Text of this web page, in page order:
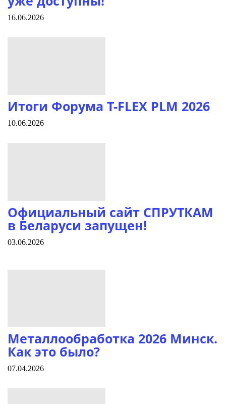
16.06.2026
Итоги Форума T-FLEX PLM 2026
10.06.2026
Официальный сайт СПРУТКАМ
в Беларуси запущен!
03.06.2026
Металлообработка 2026 Минск.
Как это было?
07.04.2026